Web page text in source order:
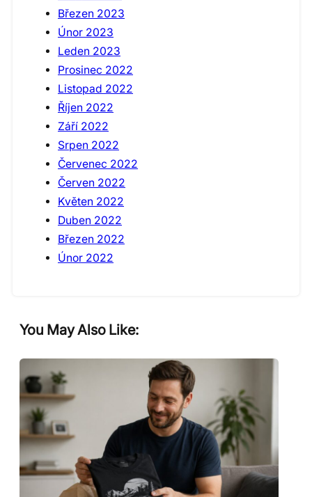
Březen 2023
Únor 2023
Leden 2023
Prosinec 2022
Listopad 2022
Říjen 2022
Září 2022
Srpen 2022
Červenec 2022
Červen 2022
Květen 2022
Duben 2022
Březen 2022
Únor 2022
You May Also Like: